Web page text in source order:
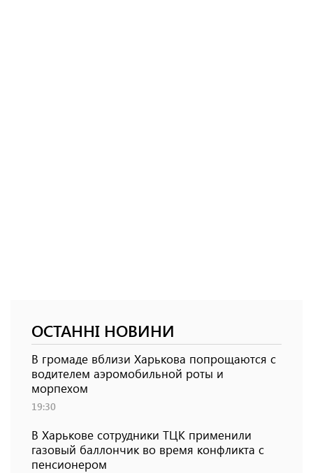
ОСТАННІ НОВИНИ
В громаде вблизи Харькова попрощаются с
водителем аэромобильной роты и
морпехом
19:30
В Харькове сотрудники ТЦК применили
газовый баллончик во время конфликта с
пенсионером